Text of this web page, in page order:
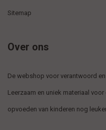
Sitemap
Over ons
De webshop voor verantwoord
Leerzaam en uniek materiaal
opvoeden van kinderen nog